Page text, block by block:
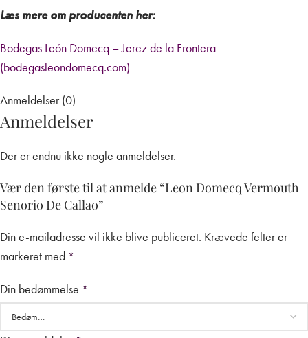
Læs mere om producenten her:
Bodegas León Domecq – Jerez de la Frontera
(bodegasleondomecq.com)
Anmeldelser (0)
Anmeldelser
Der er endnu ikke nogle anmeldelser.
Vær den første til at anmelde “Leon Domecq Vermouth
Senorio De Callao”
Din e-mailadresse vil ikke blive publiceret. Krævede felter er
markeret med *
Din bedømmelse *